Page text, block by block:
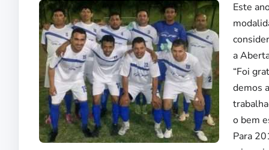
Este
a
“Foi
demos
o bem
Para